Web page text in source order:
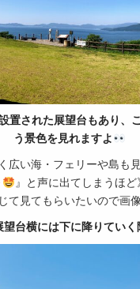
置された展望台もあり、
う景色を見れますよ
広い海・フェリーや島も
』と声に出てしまうほど
て見てもらいたいので画像
望台横には下に降りていく